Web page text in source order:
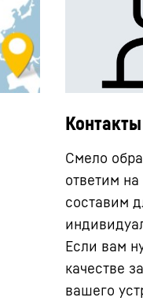
Контакты
Смело
ответим
составим
Если вам
качестве
вашего